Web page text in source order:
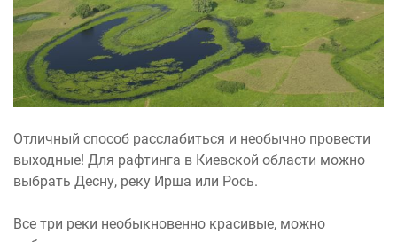
Отличный способ расслабиться и необычно провести
выходные! Для рафтинга в Киевской области можно
выбрать Десну, реку Ирша или Рось.
Все три реки необыкновенно красивые, можно